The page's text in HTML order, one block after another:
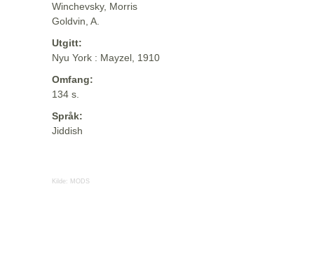
Winchevsky, Morris
Goldvin, A.
Utgitt:
Nyu York : Mayzel, 1910
Omfang:
134 s.
Språk:
Jiddish
Kilde: MODS